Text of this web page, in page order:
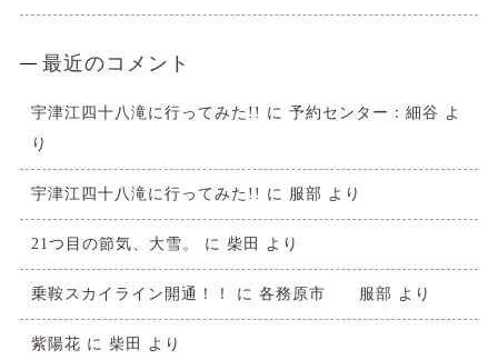
最近のコメント
宇津江四十八滝に行ってみた!! に 予約センター：細谷 よ
り
宇津江四十八滝に行ってみた!! に 服部 より
21つ目の節気、大雪。 に 柴田 より
乗鞍スカイライン開通！！ に 各務原市 服部 より
紫陽花 に 柴田 より